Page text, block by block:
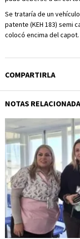
Se trataría de un
patente (KEH 183) semi
colocó encima del capot.
COMPARTIRLA
NOTAS